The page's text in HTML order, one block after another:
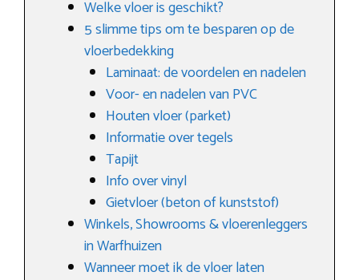
Welke vloer is geschikt?
5 slimme tips om te besparen op de
vloerbedekking
Laminaat: de voordelen en nadelen
Voor- en nadelen van PVC
Houten vloer (parket)
Informatie over tegels
Tapijt
Info over vinyl
Gietvloer (beton of kunststof)
Winkels, Showrooms & vloerenleggers
in Warfhuizen
Wanneer moet ik de vloer laten